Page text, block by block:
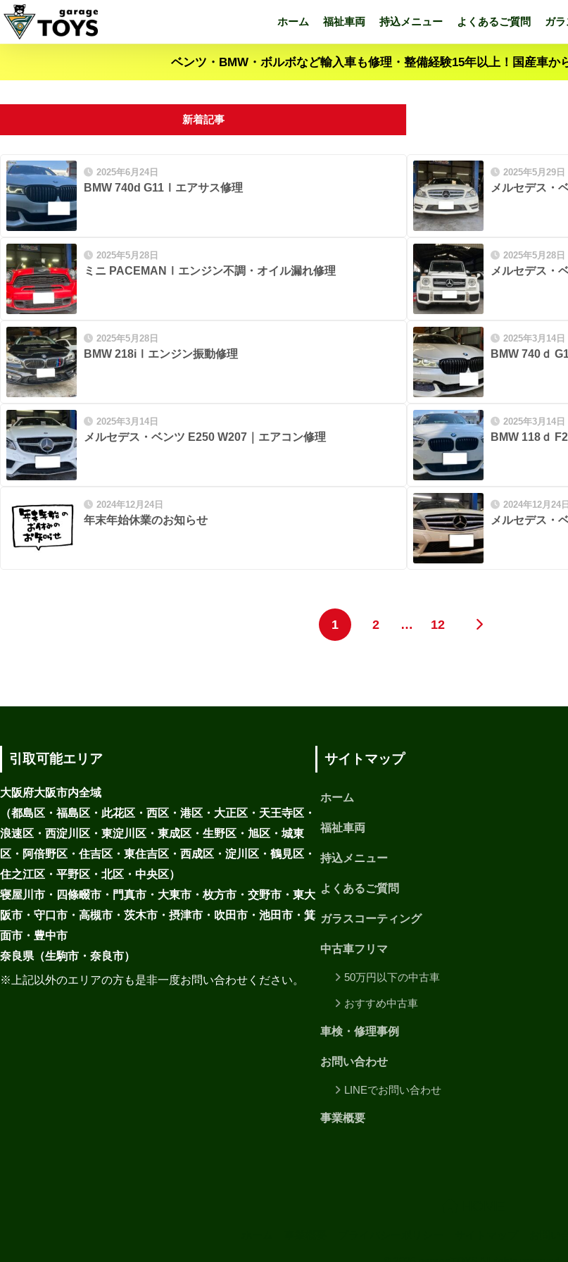
ホーム 福祉車両 持込メニュー よくあるご質問 ガ
ベンツ・BMW・ボルボなど輸入車も修理・整備経験15年以上！国産車か
新着記事
2025年6月24日
BMW 740d G11Ⅰエアサス修理
2025年5月29日
メルセデス・
2025年5月28日
ミニ PACEMANⅠエンジン不調・オイル漏れ修理
2025年5月28日
メルセデス・
2025年5月28日
BMW 218iⅠエンジン振動修理
2025年3月14日
BMW 740ｄ
2025年3月14日
メルセデス・ベンツ E250 W207｜エアコン修理
2025年3月14日
BMW 118ｄ
2024年12月24日
年末年始休業のお知らせ
2024年12月24日
メルセデス・
1 2 … 12
引取可能エリア
大阪府大阪市内全域
（都島区・福島区・此花区・西区・港区・大正区・天王寺区・
浪速区・西淀川区・東淀川区・東成区・生野区・旭区・城東
区・阿倍野区・住吉区・東住吉区・西成区・淀川区・鶴見区・
住之江区・平野区・北区・中央区）
寝屋川市・四條畷市・門真市・大東市・枚方市・交野市・東大
阪市・守口市・高槻市・茨木市・摂津市・吹田市・池田市・箕
面市・豊中市
奈良県（生駒市・奈良市）
※上記以外のエリアの方も是非一度お問い合わせください。
サイトマップ
ホーム
福祉車両
持込メニュー
よくあるご質問
ガラスコーティング
中古車フリマ
50万円以下の中古車
おすすめ中古車
車検・修理事例
お問い合わせ
LINEでお問い合わせ
事業概要